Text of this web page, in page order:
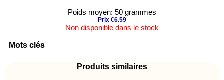
Poids moyen: 50 grammes
Prix €6.59
Non disponible dans le stock
Mots clés
Produits similaires